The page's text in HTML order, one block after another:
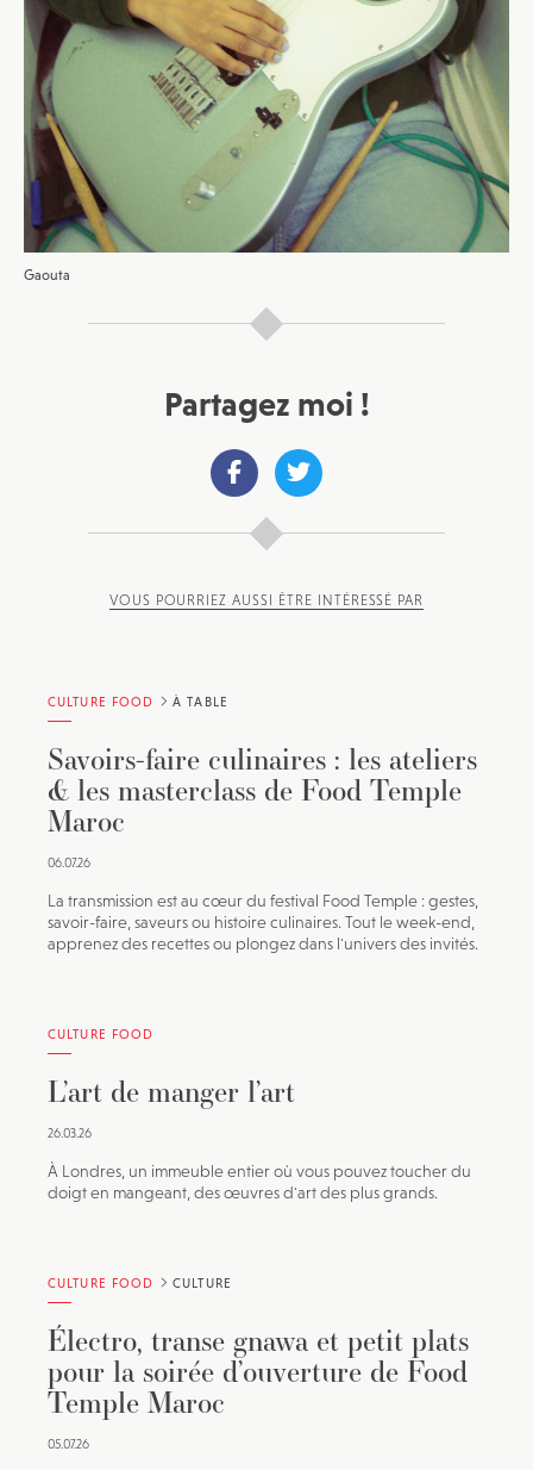
Gaouta
Partagez moi !
VOUS POURRIEZ AUSSI ÊTRE INTÉRESSÉ PAR
CULTURE FOOD À TABLE
Savoirs-faire culinaires : les ateliers
& les masterclass de Food Temple
Maroc
06.07.26
La transmission est au cœur du festival Food Temple : gestes,
savoir-faire, saveurs ou histoire culinaires. Tout le week-end,
apprenez des recettes ou plongez dans l'univers des invités.
CULTURE FOOD
L’art de manger l’art
26.03.26
À Londres, un immeuble entier où vous pouvez toucher du
doigt en mangeant, des œuvres d'art des plus grands.
CULTURE FOOD CULTURE
Électro, transe gnawa et petit plats
pour la soirée d’ouverture de Food
Temple Maroc
05.07.26
JE M'INSCRIS À LA NEWSLETTER
Pour recevoir toutes les deux semaines notre lettre
d’info avec une sélection d’articles …